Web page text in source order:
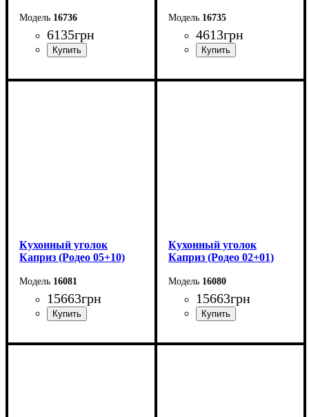
16736
6135грн
16735
4613грн
Кухонный уголок
Каприз (Родео 05+10)
16081
15663грн
Pазмер: 175*130 см
Кухонный уголок
Каприз (Родео 02+01)
16080
15663грн
Pазмер: 175*130 см